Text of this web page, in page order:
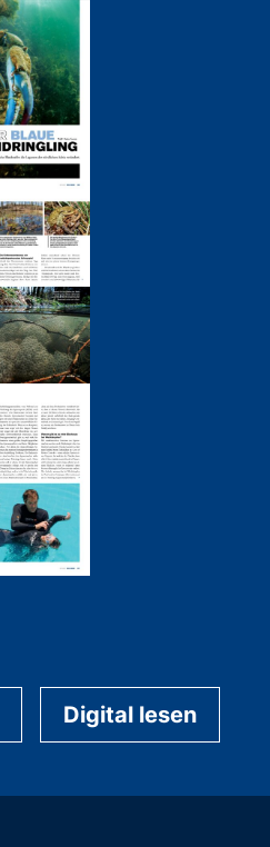
Digital lesen